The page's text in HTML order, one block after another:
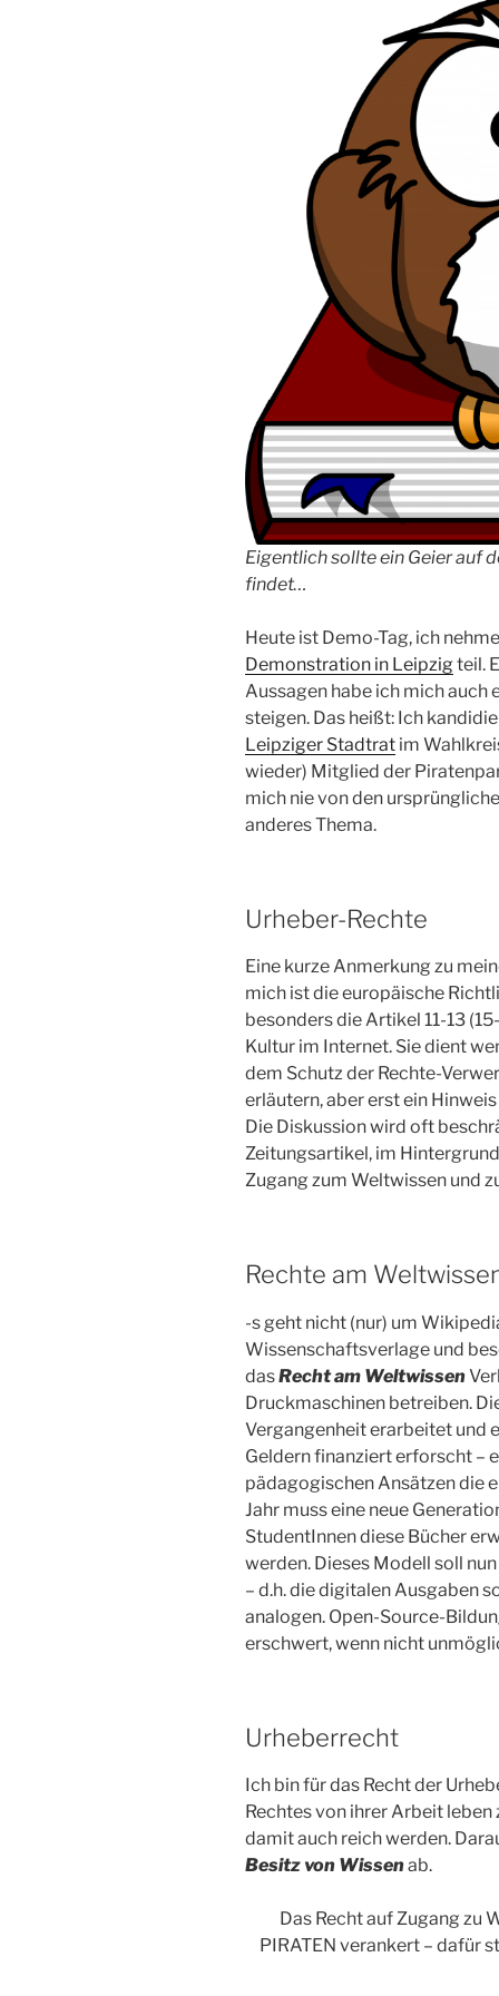
Eigentlich sollte ein Geier auf
findet…
Heute ist Demo-Tag, ich
Demonstration in Leipzigteil.
Aussagen habe ich mich auch
steigen. Das heißt: Ich
Leipziger Stadtrat im
wieder) Mitglied der
mich nie von den
anderes Thema.
Urheber-Rechte
Eine kurze Anmerkung zu
mich ist die europäische
besonders die Artikel 11-13
Kultur im Internet. Sie dient
dem Schutz der Rechte-
erläutern, aber erst ein
Die Diskussion wird oft
Zeitungsartikel, im
Zugang zum Weltwissen und
Rechte am
-s geht nicht (nur) um
Wissenschaftsverlage und
dasRecht am Weltwissen
Druckmaschinen betreiben.
Vergangenheit erarbeitet und
Geldern finanziert erforscht –
pädagogischen Ansätzen die
Jahr muss eine neue
StudentInnen diese Bücher
werden. Dieses Modell soll
– d.h. die digitalen Ausgaben
analogen. Open-Source-
erschwert, wenn nicht
Urheberrecht
Ich bin für das Recht der
Rechtes von ihrer Arbeit
damit auch reich werden.
Besitz von Wissenab.
Das Recht auf Zugang zu
PIRATEN verankert – dafür